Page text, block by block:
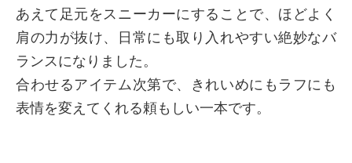
あえて足元をスニーカーにすることで、ほどよく
肩の力が抜け、日常にも取り入れやすい絶妙なバ
ランスになりました。
合わせるアイテム次第で、きれいめにもラフにも
表情を変えてくれる頼もしい一本です。